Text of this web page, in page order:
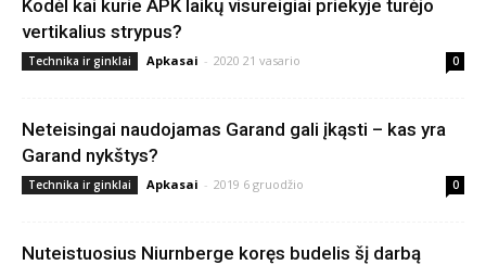
Kodėl kai kurie APK laikų visureigiai priekyje turėjo
vertikalius strypus?
Technika ir ginklai Apkasai - 2020 21 vasario 0
Neteisingai naudojamas Garand gali įkąsti – kas yra
Garand nykštys?
Technika ir ginklai Apkasai - 2019 6 gruodžio 0
Nuteistuosius Niurnberge koręs budelis šį darbą